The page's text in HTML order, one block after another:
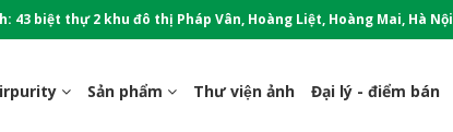
43 biệt thự 2 khu đô thị Pháp Vân, Hoàng Liệt, Hoàng Mai, Hà Nội
Sản phẩm Thư viện ảnh Đại lý - điểm bán